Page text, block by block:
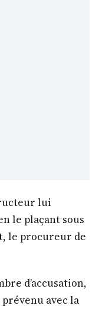
lui
le plaçant sous
le procureur de
d’accusation,
avec la